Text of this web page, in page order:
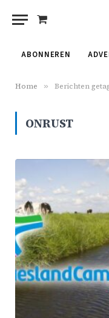
Shopping
ABONNEREN
Home » Berichten
ONRUST